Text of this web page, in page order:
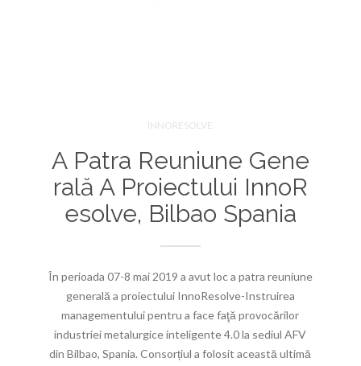
INNORESOLVE
A Patra Reuniune Gene
Rală A Proiectului InnoR
Esolve, Bilbao Spania
În perioada 07-8 mai 2019 a avut loc a patra reuniune
generală a proiectului InnoResolve-Instruirea
managementului pentru a face faţă provocărilor
industriei metalurgice inteligente 4.0 la sediul AFV
din Bilbao, Spania. Consorțiul a folosit această ultimă